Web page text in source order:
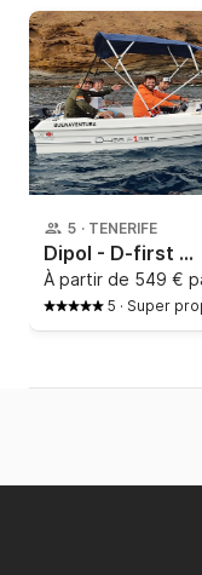
5 · TENERIFE
Dipol - D-first 400
À partir de 549 €
5 · Super